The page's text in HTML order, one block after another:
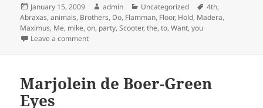
Posted
on
January 15, 2009 Author
admin Categories
Uncategorized Tags
4th,
Abraxas,animals, Brothers, Do, Flamman, Floor, Hold, Madera,
Maximus, Me, mike,on, party,Scooter,the,to,Want,you
Leave a commenton Preview: Mike Madera Break Mix of Party Animals
Marjolein de Boer-Green
Eyes